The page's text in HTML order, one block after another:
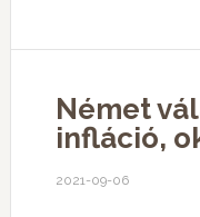
Német
infláció,
2021-09-06